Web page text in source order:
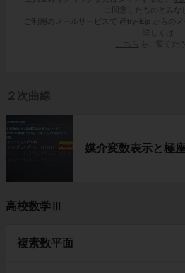
に同意したものとみな
ご利用のメールサービスで @try-it.jp からの
詳しくは
こちら
をご覧くだ
２次曲線
媒介変数表示と極
高校数学Ⅲ
複素数平面